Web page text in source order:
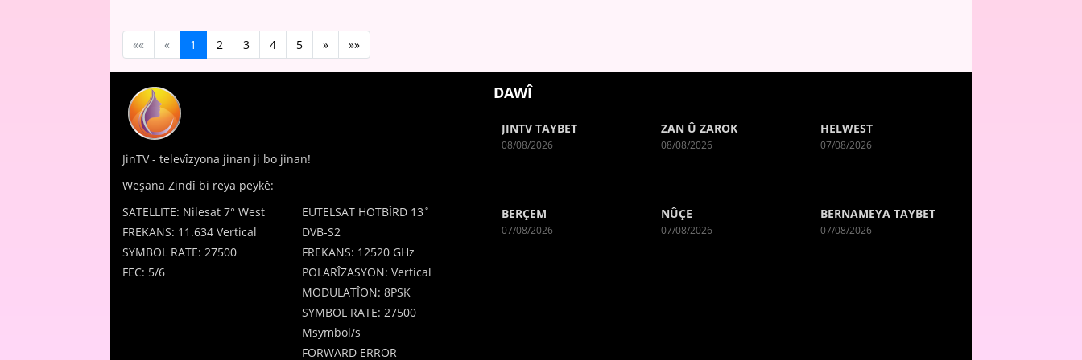
«« « 1 2 3 4 5 » »»
JinTV - televîzyona jinan ji bo jinan!
Weşana Zindî bi reya peykê:
SATELLITE: Nilesat 7° West
FREKANS: 11.634 Vertical
SYMBOL RATE: 27500
FEC: 5/6
EUTELSAT HOTBÎRD 13˚
DVB-S2
FREKANS: 12520 GHz
POLARÎZASYON: Vertical
MODULATÎON: 8PSK
SYMBOL RATE: 27500
Msymbol/s
FORWARD ERROR
DAWÎ
JINTV TAYBET
08/08/2026
ZAN Û ZAROK
08/08/2026
HELWEST
07/08/2026
BERÇEM
07/08/2026
NÛÇE
07/08/2026
BERNAMEYA TAYBET
07/08/2026